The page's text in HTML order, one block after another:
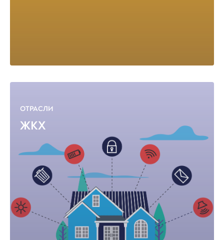
ОТРАСЛИ
ЖКХ